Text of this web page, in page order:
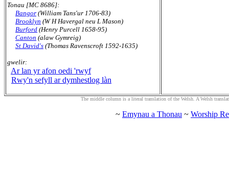
Tonau [MC 8686]:
Bangor (William Tans'ur 1706-83)
Brooklyn (W H Havergal neu L Mason)
Burford (Henry Purcell 1658-95)
Canton (alaw Gymreig)
St David's (Thomas Ravenscroft 1592-1635)
gwelir:
Ar lan yr afon oedi 'rwyf
Rwy'n sefyll ar dymhestlog làn
The middle column is a literal translation of the Welsh. A Welsh
~ Emynau a Thonau ~ Worship